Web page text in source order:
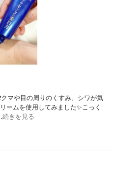
マや目の周りのくすみ、シワが気
ームを使用してみました✨こっく
続きを見る